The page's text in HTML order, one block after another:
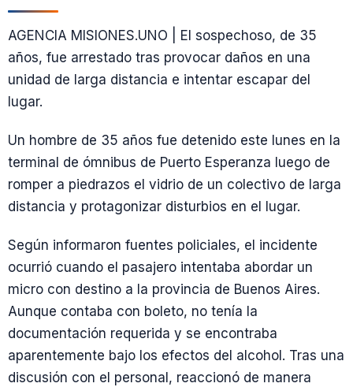
AGENCIA MISIONES.UNO | El sospechoso, de 35
años, fue arrestado tras provocar daños en una
unidad de larga distancia e intentar escapar del
lugar.
Un hombre de 35 años fue detenido este lunes en la
terminal de ómnibus de Puerto Esperanza luego de
romper a piedrazos el vidrio de un colectivo de larga
distancia y protagonizar disturbios en el lugar.
Según informaron fuentes policiales, el incidente
ocurrió cuando el pasajero intentaba abordar un
micro con destino a la provincia de Buenos Aires.
Aunque contaba con boleto, no tenía la
documentación requerida y se encontraba
aparentemente bajo los efectos del alcohol. Tras una
discusión con el personal, reaccionó de manera